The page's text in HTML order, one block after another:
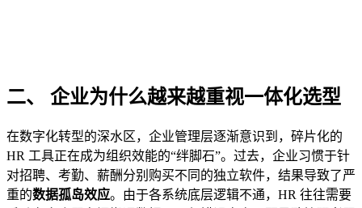
二、 企业为什么越来越重视一体化选型
在数字化转型的深水区，企业管理层逐渐意识到，碎片化的
HR 工具正在成为组织效能的“绊脚石”。过去，企业习惯于针
对招聘、考勤、薪酬分别购买不同的独立软件，结果导致了严
重的数据孤岛效应。由于各系统底层逻辑不通，HR 往往需要